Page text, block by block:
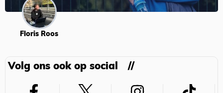
Floris Roos
Volg ons ook op social